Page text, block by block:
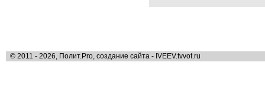
© 2011 - 2026, Полит.Pro, создание сайта - IVEEV.tvvot.ru